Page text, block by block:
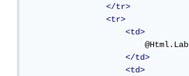
</tr>
<tr>
<td>
                        @Html.Label("Email")
</td>
<td>